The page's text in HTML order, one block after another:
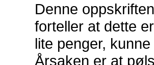
Denne
forteller at dette
lite penger,
Årsaken er at